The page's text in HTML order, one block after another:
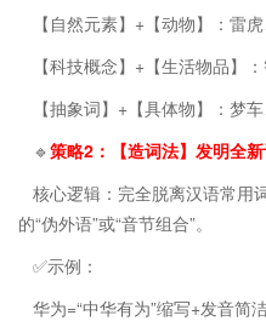
【自然元素】+【动物】：雷
【科技概念】+【生活物品】
【抽象词】+【具体物】：梦
🔹策略2：【造词法】发明全
核心逻辑：完全脱离汉语常用
的“伪外语”或“音节组合”。
✅示例：
华为=“中华有为”缩写+发音简